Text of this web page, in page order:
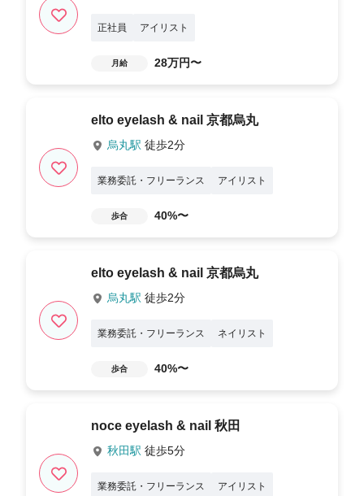
正社員 アイリスト
月給 28万円〜
elto eyelash & nail 京都烏丸
烏丸駅 徒歩2分
業務委託・フリーランス アイリスト
歩合 40%〜
elto eyelash & nail 京都烏丸
烏丸駅 徒歩2分
業務委託・フリーランス ネイリスト
歩合 40%〜
noce eyelash & nail 秋田
秋田駅 徒歩5分
業務委託・フリーランス アイリスト